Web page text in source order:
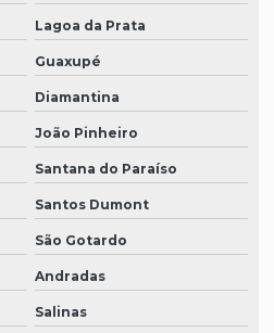
Lagoa da Prata
Guaxupé
Diamantina
João Pinheiro
Santana do Paraíso
Santos Dumont
São Gotardo
Andradas
Salinas